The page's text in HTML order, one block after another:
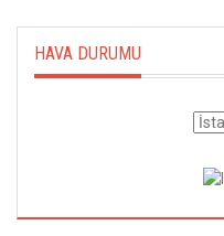
HAVA DURUMU